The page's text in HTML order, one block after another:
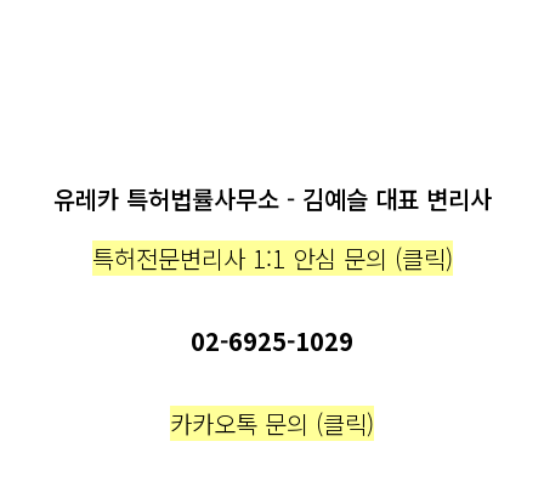
유레카 특허법률사무소 - 김예슬 대표 변리사
특허전문변리사 1:1 안심 문의 (클릭)
02-6925-1029
카카오톡 문의 (클릭)